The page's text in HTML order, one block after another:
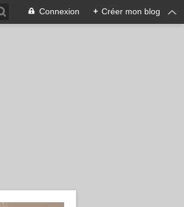
Connexion + Créer mon blog